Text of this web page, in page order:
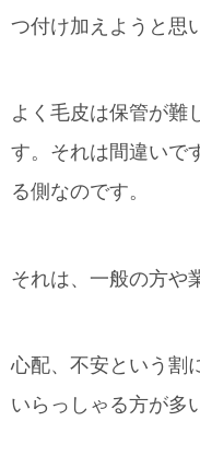
つ付け加えようと思
よく毛皮は保管が難
す。それは間違いで
る側なのです。
それは、一般の方や
心配、不安という割
いらっしゃる方が多